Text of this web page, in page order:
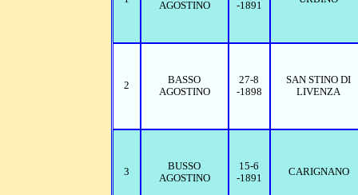
AGOSTINO
-1891
2
BASSO
AGOSTINO
27-8
-1898
SAN STINO DI
LIVENZA
3
BUSSO
AGOSTINO
15-6
-1891
CARIGNANO